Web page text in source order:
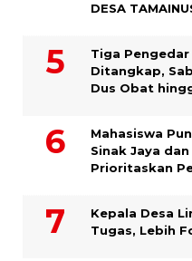
DESA
Tiga
Ditangkap,
Dus Obat
Mahasiswa
Sinak Jaya
Prioritaskan
Kepala Desa
Tugas, Lebih